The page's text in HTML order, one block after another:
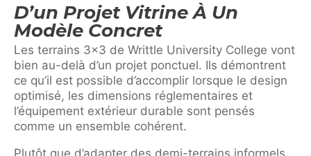
D’un Projet Vitrine À Un
Modèle Concret
Les terrains 3×3 de Writtle University College vont
bien au-delà d’un projet ponctuel. Ils démontrent
ce qu’il est possible d’accomplir lorsque le design
optimisé, les dimensions réglementaires et
l’équipement extérieur durable sont pensés
comme un ensemble cohérent.
Plutôt que d’adapter des demi-terrains informels,